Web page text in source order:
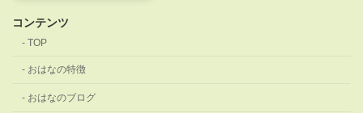
コンテンツ
TOP
おはなの特徴
おはなのブログ